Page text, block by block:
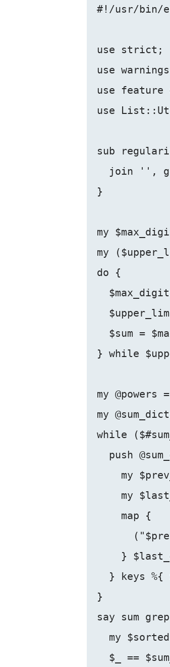
#!/usr/bin/
use strict;
use
use feature
use
sub
join '',
}
my
my
do {
$sum =
} while
my
my
while
push
my
my
    map {
}
} keys %{
}
say sum
my
$_ ==